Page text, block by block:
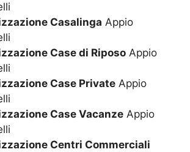
Casalinga Appio
Case di Riposo Appio
Case Private Appio
Case Vacanze Appio
Centri Commerciali